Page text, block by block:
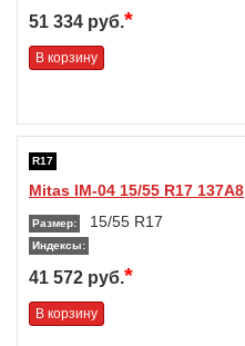
51 334 руб.*
В корзину
R17
Mitas IM-04 15/55 R17 137A8
Размер: 15/55 R17
Индексы:
41 572 руб.*
В корзину